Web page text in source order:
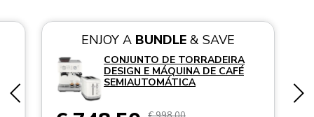
ENJOY A BUNDLE& SAVE
CONJUNTO DE TORRADEIRA
DESIGN E MÁQUINA DE CAFÉ
SEMIAUTOMÁTICA